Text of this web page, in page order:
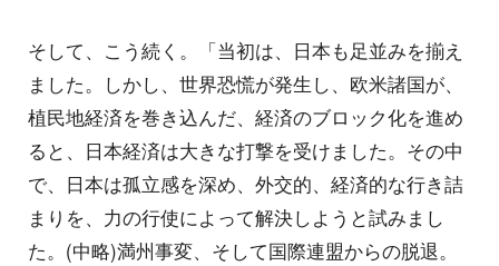
そして、こう続く。「当初は、日本も足並みを揃え
ました。しかし、世界恐慌が発生し、欧米諸国が、
植民地経済を巻き込んだ、経済のブロック化を進め
ると、日本経済は大きな打撃を受けました。その中
で、日本は孤立感を深め、外交的、経済的な行き詰
まりを、力の行使によって解決しようと試みまし
た。(中略)満州事変、そして国際連盟からの脱退。